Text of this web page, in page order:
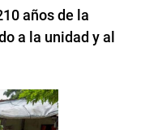
años de la
a la unidad y al